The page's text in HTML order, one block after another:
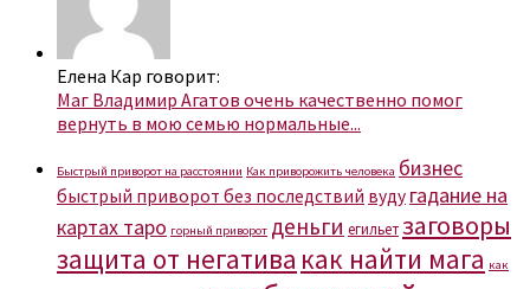
Елена Кар говорит:
Маг Владимир Агатов очень качественно помог
вернуть в мою семью нормальные...
Быстрый приворот на расстоянии Как приворожить человека бизнес
быстрый приворот без последствий вуду гадание на
картах таро горный приворот деньги егильетзаговоры
защита от негатива как найти мага как